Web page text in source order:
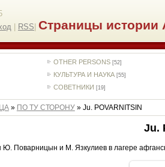
RSS Страницы истории
OTHER PERSONS [52]
КУЛЬТУРА И НАУКА [55]
СОВЕТНИКИ [19]
» ПО ТУ СТОРОНУ» Ju. POVARNITSIN
Ju.
Ю. Поварницын и М. Язкулиев в лагере